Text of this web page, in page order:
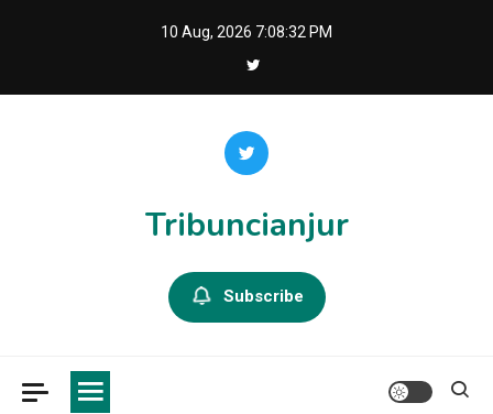
10 Aug, 2026 7:08:33 PM
Tribuncianjur
Subscribe